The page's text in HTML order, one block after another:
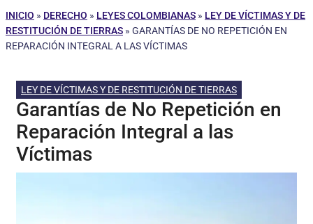
INICIO » DERECHO » LEYES COLOMBIANAS » LEY DE VÍCTIMAS Y DE
RESTITUCIÓN DE TIERRAS » GARANTÍAS DE NO REPETICIÓN EN
REPARACIÓN INTEGRAL A LAS VÍCTIMAS
LEY DE VÍCTIMAS Y DE RESTITUCIÓN DE TIERRAS
Garantías de No Repetición en
Reparación Integral a las
Víctimas